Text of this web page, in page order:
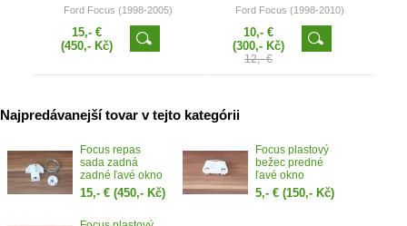
Ford Focus (1998-2005)
15,- €
(450,- Kč)
Ford Focus (1998-2010)
10,- €
(300,- Kč)
12,- €
Najpredávanejší tovar v tejto kategórii
Focus repas
sada zadná
zadné ľavé okno
15,- € (450,- Kč)
Focus plastový
bežec predné
ľavé okno
5,- € (150,- Kč)